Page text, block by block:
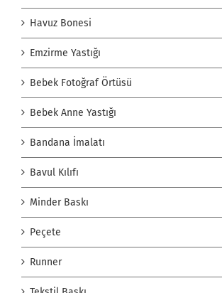
Havuz Bonesi
Emzirme Yastığı
Bebek Fotoğraf Örtüsü
Bebek Anne Yastığı
Bandana İmalatı
Bavul Kılıfı
Minder Baskı
Peçete
Runner